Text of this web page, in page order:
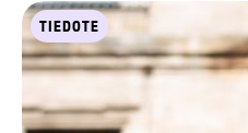
TIEDOTE